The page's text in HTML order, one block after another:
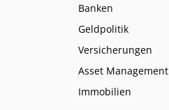
Banken
Geldpolitik
Versicherungen
Asset Management
Immobilien